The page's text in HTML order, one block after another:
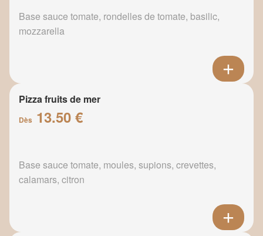
Base sauce tomate, rondelles de tomate, basilic,
mozzarella
Pizza fruits de mer
Dès 13.50 €
Base sauce tomate, moules, supions, crevettes,
calamars, citron